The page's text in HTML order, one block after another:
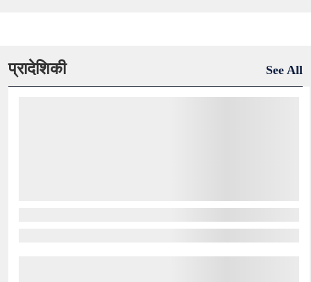
प्रादेशिकी See All